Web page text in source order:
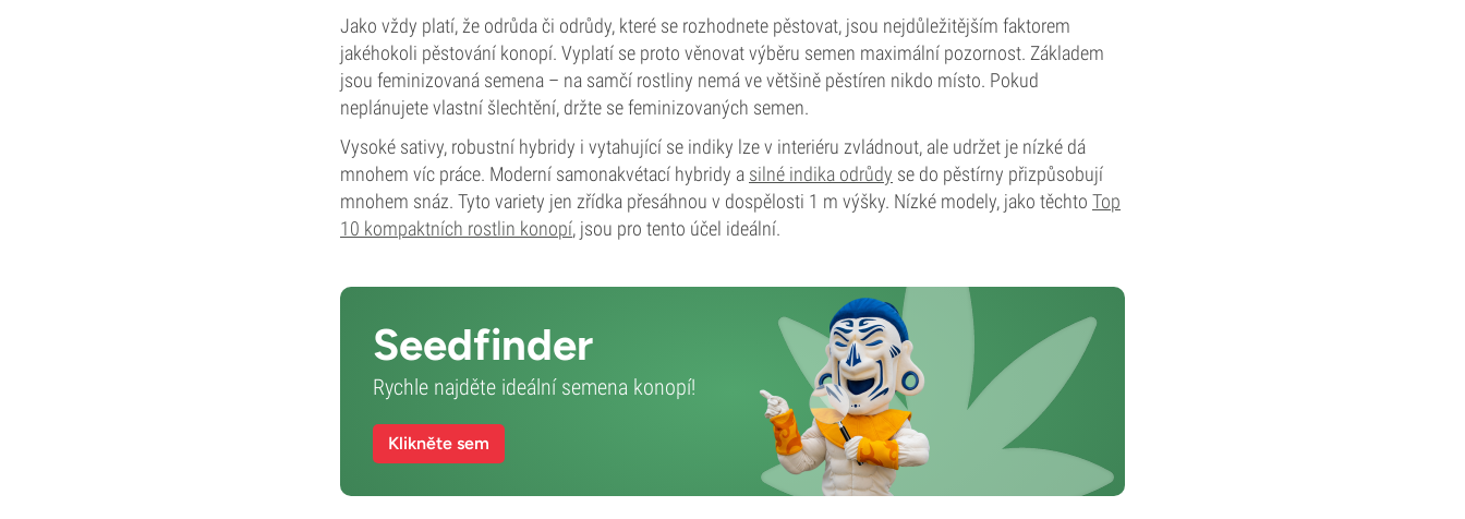
Jako vždy platí, že odrůda či odrůdy, které se rozhodnete pěstovat, jsou nejdůležitějším faktorem
jakéhokoli pěstování konopí. Vyplatí se proto věnovat výběru semen maximální pozornost. Základem
jsou feminizovaná semena – na samčí rostliny nemá ve většině pěstíren nikdo místo. Pokud
neplánujete vlastní šlechtění, držte se feminizovaných semen.
Vysoké sativy, robustní hybridy i vytahující se indiky lze v interiéru zvládnout, ale udržet je nízké dá
mnohem víc práce. Moderní samonakvétací hybridy a silné indika odrůdy se do pěstírny přizpůsobují
mnohem snáz. Tyto variety jen zřídka přesáhnou v dospělosti 1 m výšky. Nízké modely, jako těchto Top
10 kompaktních rostlin konopí, jsou pro tento účel ideální.
Seedfinder
Rychle najděte ideální semena konopí!
Klikněte sem